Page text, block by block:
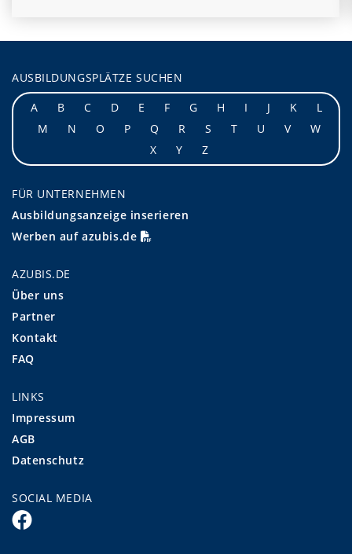
AUSBILDUNGSPLÄTZE SUCHEN
A
B C D E F G H I J K
L
M
N O P Q R S T U V
W
X
Y Z
FÜR UNTERNEHMEN
Ausbildungsanzeige inserieren
Werben auf azubis.de
AZUBIS.DE
Über uns
Partner
Kontakt
FAQ
LINKS
Impressum
AGB
Datenschutz
SOCIAL MEDIA